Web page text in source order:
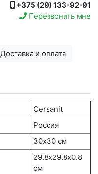
+375 (29) 133-92-91
Перезвонить мне
Доставка и оплата
Cersanit
Россия
30х30 см
29.8х29.8x0.8
см